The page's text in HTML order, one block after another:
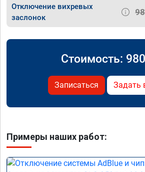
Отключение вихревых
заслонок
Стоимость:
Записаться Задать
Примеры наших работ: